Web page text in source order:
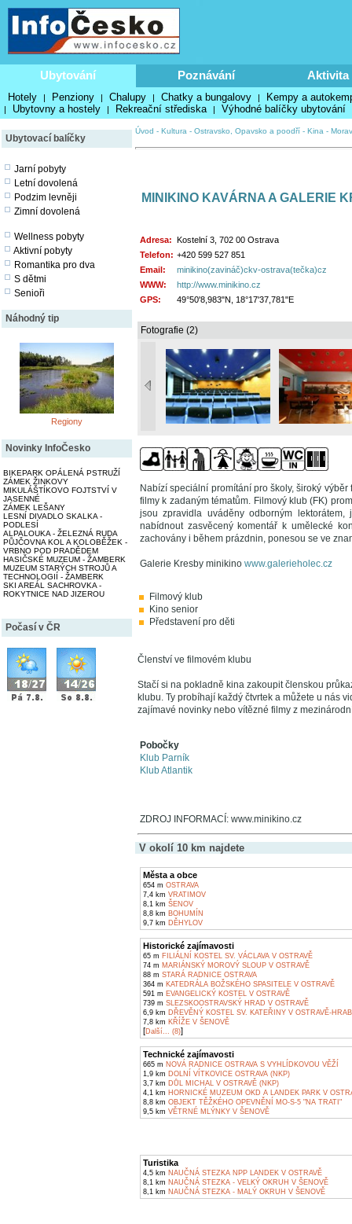
Ubytování Poznávání Aktivita
Hotely | Penziony | Chalupy | Chatky a bungalovy | Kempy a
| Ubytovny a hostely | Rekreační střediska | Výhodné balíčky ubytování
Ubytovací balíčky
Jarní pobyty
Letní dovolená
Podzim levněji
Zimní dovolená
Wellness pobyty
Aktivní pobyty
Romantika pro dva
S dětmi
Senioři
Náhodný tip
Regiony
Novinky InfoČesko
BIKEPARK OPÁLENÁ PSTRUŽÍ
ZÁMEK ŽINKOVY
MIKULÁŠTÍKOVO FOJTSTVÍ V
JASENNÉ
ZÁMEK LEŠANY
LESNÍ DIVADLO SKALKA -
PODLESÍ
ALPALOUKA - ŽELEZNÁ RUDA
PŮJČOVNA KOL A KOLOBĚŽEK -
VRBNO POD PRADĚDEM
HASIČSKÉ MUZEUM - ŽAMBERK
MUZEUM STARÝCH STROJŮ A
TECHNOLOGIÍ - ŽAMBERK
SKI AREÁL SACHROVKA -
ROKYTNICE NAD JIZEROU
Počasí v ČR
Úvod - Kultura - Ostravsko, Opavsko a poodří - Kina -
MINIKINO KAVÁRNA A GALERIE
Adresa: Kostelní 3, 702 00 Ostrava
Telefon: +420 599 527 851
Email:
minikino(zavináč)ckv-ostrava(tečka)cz
WWW:
http://www.minikino.cz
GPS:
49°50'8,983"N, 18°17'37,781"E
Fotografie (2)
Nabízí speciální promítání pro školy, široký
filmy k zadaným tématům. Filmový klub (FK)
jsou zpravidla uváděny odborným
nabídnout zasvěcený komentář k umělecké
zachovány i během prázdnin, ponesou se ve
Galerie Kresby minikino www.galerieholec.cz
Filmový klub
Kino senior
Představení pro děti
Členství ve filmovém klubu
Stačí si na pokladně kina zakoupit členskou
klubu. Ty probíhají každý čtvrtek a můžete u nás
zajímavé novinky nebo vítězné filmy z
Pobočky
Klub Parník
Klub Atlantik
ZDROJ INFORMACÍ: www.minikino.cz
V okolí 10 km najdete
Města a obce
654 m OSTRAVA
7,4 km VRATIMOV
8,1 km ŠENOV
8,8 km BOHUMÍN
9,7 km DĚHYLOV
Historické zajímavosti
65 m FILIÁLNÍ KOSTEL SV. VÁCLAVA V OSTRAVĚ
74 m MARIÁNSKÝ MOROVÝ SLOUP V OSTRAVĚ
88 m STARÁ RADNICE OSTRAVA
364 m KATEDRÁLA BOŽSKÉHO SPASITELE V OSTRAVĚ
591 m EVANGELICKÝ KOSTEL V OSTRAVĚ
739 m SLEZSKOOSTRAVSKÝ HRAD V OSTRAVĚ
6,9 km DŘEVĚNÝ KOSTEL SV. KATEŘINY V OSTRAVĚ-
7,8 km KŘÍŽE V ŠENOVĚ
[Další... (8)]
Technické zajímavosti
665 m NOVÁ RADNICE OSTRAVA S VYHLÍDKOVOU VĚŽÍ
1,9 km DOLNÍ VÍTKOVICE OSTRAVA (NKP)
3,7 km DŮL MICHAL V OSTRAVĚ (NKP)
4,1 km HORNICKÉ MUZEUM OKD A LANDEK PARK V
8,8 km OBJEKT TĚŽKÉHO OPEVNĚNÍ MO-S-5 "NA TRATI"
9,5 km VĚTRNÉ MLÝNKY V ŠENOVĚ
Turistika
4,5 km NAUČNÁ STEZKA NPP LANDEK V OSTRAVĚ
8,1 km NAUČNÁ STEZKA - VELKÝ OKRUH V ŠENOVĚ
8,1 km NAUČNÁ STEZKA - MALÝ OKRUH V ŠENOVĚ